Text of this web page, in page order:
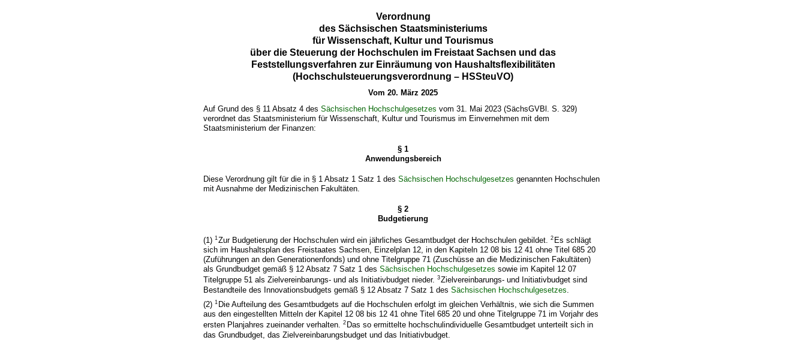
Verordnung
des Sächsischen Staatsministeriums
für Wissenschaft, Kultur und Tourismus
über die Steuerung der Hochschulen im Freistaat Sachsen und das
Feststellungsverfahren zur Einräumung von Haushaltsflexibilitäten
(Hochschulsteuerungsverordnung – HSSteuVO)
Vom 20. März 2025
Auf Grund des § 11 Absatz 4 desSächsischen Hochschulgesetzes vom 31. Mai 2023 (SächsGVBl. S. 329)
verordnet das Staatsministerium für Wissenschaft, Kultur und Tourismus im Einvernehmen mit dem
Staatsministerium der Finanzen:
§ 1
Anwendungsbereich
Diese Verordnung gilt für die in § 1 Absatz 1 Satz 1 desSächsischen Hochschulgesetzes genannten Hochschulen
mit Ausnahme der Medizinischen Fakultäten.
§ 2
Budgetierung
(1)1Zur Budgetierung der Hochschulen wird ein jährliches Gesamtbudget der Hochschulen gebildet.2 Es schlägt
sich im Haushaltsplan des Freistaates Sachsen, Einzelplan 12, in den Kapiteln 12 08 bis 12 41 ohne Titel 685 20
(Zuführungen an den Generationenfonds) und ohne Titelgruppe 71 (Zuschüsse an die Medizinischen Fakultäten)
als Grundbudget gemäß § 12 Absatz 7 Satz 1 desSächsischen Hochschulgesetzes sowie im Kapitel 12 07
Titelgruppe 51 als Zielvereinbarungs- und als Initiativbudget nieder.3Zielvereinbarungs- und Initiativbudget sind
Bestandteile des Innovationsbudgets gemäß § 12 Absatz 7 Satz 1 desSächsischen Hochschulgesetzes
(2)1 Die Aufteilung des Gesamtbudgets auf die Hochschulen erfolgt im gleichen Verhältnis, wie sich die Summen
aus den eingestellten Mitteln der Kapitel 12 08 bis 12 41 ohne Titel 685 20 und ohne Titelgruppe 71 im Vorjahr des
ersten Planjahres zueinander verhalten.2 Das so ermittelte hochschulindividuelle Gesamtbudget unterteilt sich in
das Grundbudget, das Zielvereinbarungsbudget und das Initiativbudget.